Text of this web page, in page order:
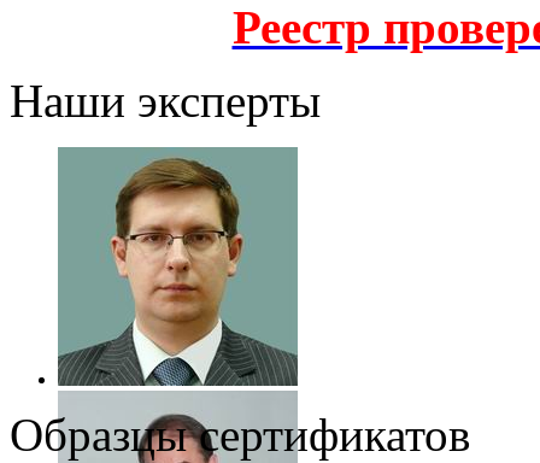
Реестр
Наши эксперты
Образцы сертификатов